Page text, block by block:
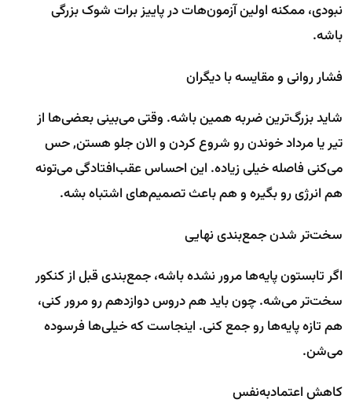
نبودی، ممکنه اولین آزمون‌هات در پاییز برات شوک بزرگی
باشه.
فشار روانی و مقایسه با دیگران
شاید بزرگ‌ترین ضربه همین باشه. وقتی می‌بینی بعضی‌ها از
تیر یا مرداد خوندن رو شروع کردن و الان جلو هستن, حس
می‌کنی فاصله خیلی زیاده. این احساس عقب‌افتادگی می‌تونه
هم انرژی رو بگیره و هم باعث تصمیم‌های اشتباه بشه.
سخت‌تر شدن جمع‌بندی نهایی
اگر تابستون پایه‌ها مرور نشده باشه، جمع‌بندی قبل از کنکور
سخت‌تر می‌شه. چون باید هم دروس دوازدهم رو مرور کنی،
هم تازه پایه‌ها رو جمع کنی. اینجاست که خیلی‌ها فرسوده
می‌شن.
کاهش اعتمادبه‌نفس